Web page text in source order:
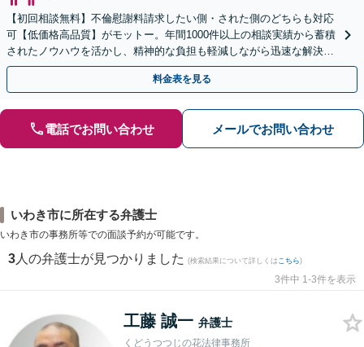
【初回相談無料】不倫慰謝料請求したい側・された側のどちらも対応
可【低価格高品質】がモットー。年間1000件以上の相談実績から蓄積
されたノウハウを活かし、精神的な負担も軽減しながら迅速な解決を
目指します。【休日・夜間相談あり】【ビデオ面談可】
料金表を見る
電話でお問い合わせ メールでお問い合わせ
いわき市に所在する弁護士
いわき市の事務所等での面談予約が可能です。
3 人の弁護士が見つかりました (検索結果について詳しくは こちら)
3件中 1-3件を表示
工藤 誠一 弁護士
くどうつつじの花法律事務所